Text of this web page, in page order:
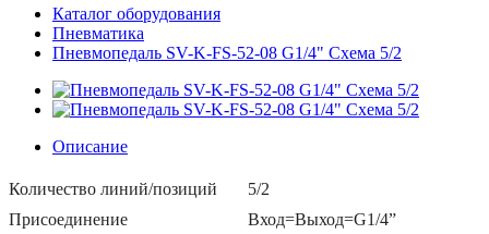
Каталог оборудования
Пневматика
Пневмопедаль SV-K-FS-52-08 G1/4" Схема 5/2
Описание
Количество линий/позиций
5/2
Присоединение
Вход=Выход=G1/4”